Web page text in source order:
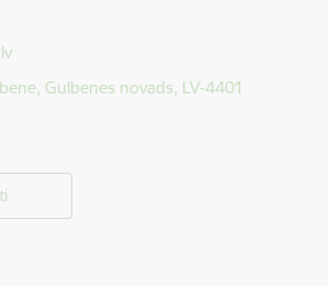
Gulbenes novads, LV-4401